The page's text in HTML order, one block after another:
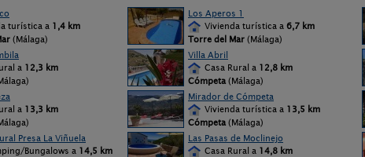
turística a 1,4 km
(Málaga)
Los Aperos 1
Vivienda turística a 6,7 km
Torre del Mar (Málaga)
a 12,3 km
Villa Abril
Casa Rural a 12,8 km
Cómpeta (Málaga)
a 13,3 km
Mirador de Cómpeta
Vivienda turística a 13,5 km
Cómpeta (Málaga)
Presa La Viñuela
Bungalows a 14,5 km
Las Pasas de Moclinejo
Casa Rural a 14,8 km